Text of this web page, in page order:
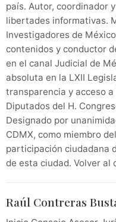
país. Autor, coordinador
libertades informativas.
Investigadores de
contenidos y conductor
en el canal Judicial de
absoluta en la LXII
transparencia y acceso
Diputados del H.
Designado por
CDMX, como miembro
participación ciudadana
de esta ciudad. Volver al
Raúl Contreras